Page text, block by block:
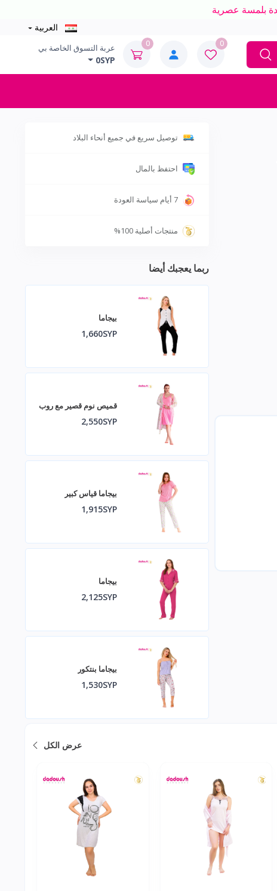
العربية
0
0 عربة التسوق الخاصة بي
0SYP
توصيل سريع في جميع أنحاء البلاد
احتفظ بالمال
7 أيام سياسة العودة
منتجات أصلية 100%
ربما يعجبك أيضا
بيجاما
1,660SYP
قميص نوم قصير مع روب
2,550SYP
بيجاما قياس كبير
1,915SYP
بيجاما
2,125SYP
بيجاما بنتكور
1,530SYP
عرض الكل